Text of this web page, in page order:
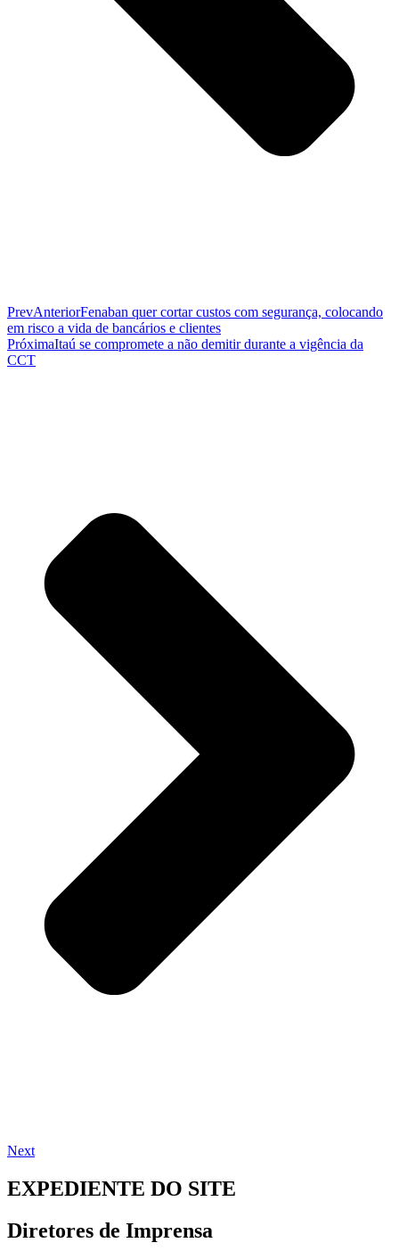
PrevAnteriorFenaban quer cortar custos com segurança, colocando
em risco a vida de bancários e clientes
PróximaItaú se compromete a não demitir durante a vigência da
CCT
Next
EXPEDIENTE DO SITE
Diretores de Imprensa